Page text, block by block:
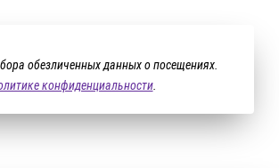
обезличенных данных о посещениях.
конфиденциальности.